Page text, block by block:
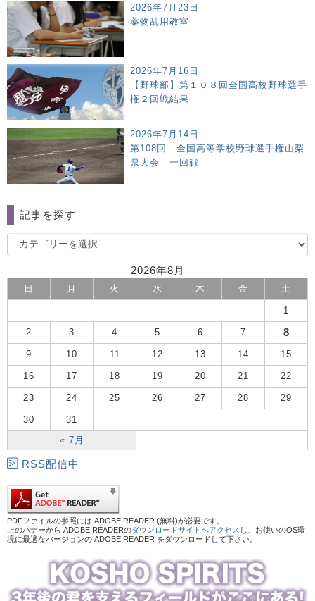
2026年7月23日
薬物乱用教室
2026年7月16日
【野球部】第１０８回全国高校野球選手
権２回戦結果
2026年7月14日
第108回 全国高等学校野球選手権山梨
県大会 一回戦
記事を探す
2026年8月
日 月 火 水 木 金 土
« 7月
1
2 3 4 5 6 7 8
9 10 11 12 13 14 15
16 17 18 19 20 21 22
23 24 25 26 27 28 29
30 31
RSS配信中
PDFファイルの参照には ADOBE READER (無料)が必要です。
上のバナーから ADOBE READERのダウンロードサイトへアクセス し、お使いのOS環
境に最適なバージョンの ADOBE READER をダウンロードして下さい。